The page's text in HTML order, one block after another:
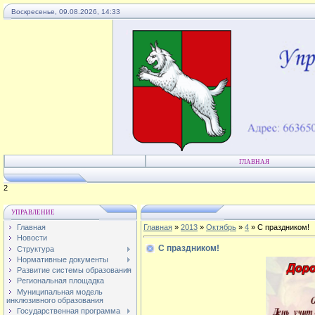
Воскресенье, 09.08.2026, 14:33
ГЛАВНАЯ
4
УПРАВЛЕНИЕ
Главная
Новости
Структура
Нормативные документы
Развитие системы образования
Региональная площадка
Муниципальная модель
инклюзивного образования
Государственная программа
Главная » 2013 » Октябрь » 4 » С праздником!
С праздником!